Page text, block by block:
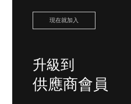
現在就加入
升級到
供應商會員